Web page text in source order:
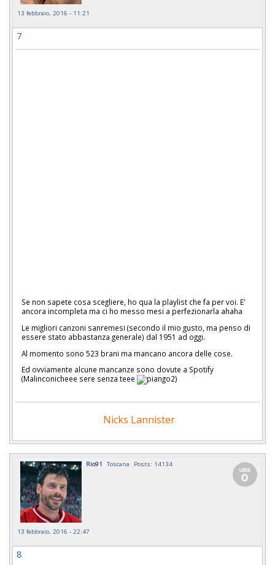
13 febbraio, 2016 - 11:21
7
Se non sapete cosa scegliere, ho qua la playlist che fa per voi. E'
ancora incompleta ma ci ho messo mesi a perfezionarla ahaha
Le migliori canzoni sanremesi (secondo il mio gusto, ma penso di
essere stato abbastanza generale) dal 1951 ad oggi.
Al momento sono 523 brani ma mancano ancora delle cose.
Ed ovviamente alcune mancanze sono dovute a Spotify
(Malinconicheee sere senza teee
)
Nicks Lannister
Rio91 Toscana Posts: 14134
13 febbraio, 2016 - 22:47
8